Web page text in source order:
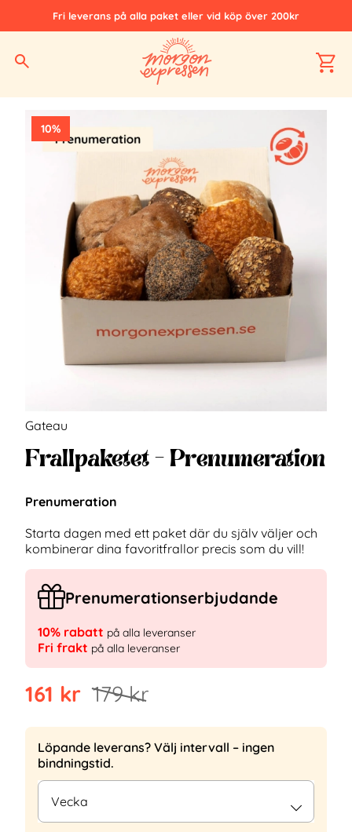
Fri leverans på alla paket eller vid köp över 200kr
Alla produkter
Prenumerationer
Frallpaketet - Prenumeration
10
Gateau
Frallpaketet - Prenumeration
Prenumeration
Starta dagen med ett paket där du själv väljer och
kombinerar dina favoritfrallor precis som du vill!
Prenumerationserbjudande
10% rabatt på alla leveranser
Fri frakt på alla leveranser
179kr
161 kr
Löpande leverans? Välj intervall – ingen
bindningstid.